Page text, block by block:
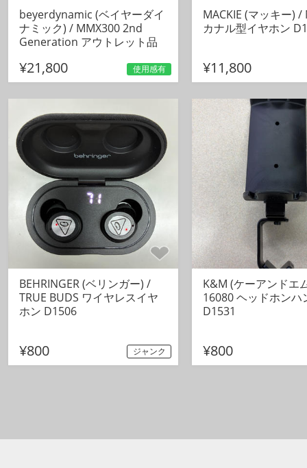
beyerdynamic (ベイヤーダイ
ナミック) / MMX300 2nd
Generation アウトレット品
¥21,800 使用感有
MACKIE (マッキー) /
カナル型イヤホン
¥11,800
BEHRINGER (ベリンガー) /
TRUE BUDS ワイヤレスイヤ
ホン D1506
¥800 ジャンク
K&M (ケーアンドエ
16080 ヘッドホンハ
D1531
¥800